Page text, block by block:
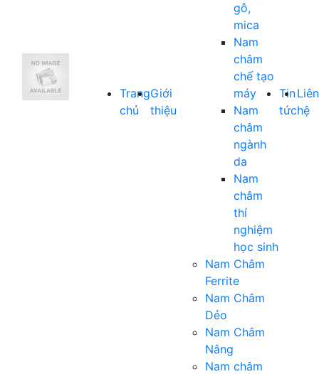
Trang
chủ
Giới
thiệu
gỗ,
mica
Nam
châm
chế tạo
máy
Nam
châm
ngành
da
Nam
châm
thí
nghiệm
học sinh
Nam Châm
Ferrite
Nam Châm
Dẻo
Nam Châm
Nâng
Nam châm
Tin
tức
Liên
hệ